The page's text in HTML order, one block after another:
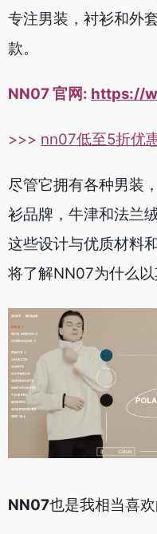
专注男装，衬衫和外
款。
NN07 官网: https://
>>> nn07低至5折优
尽管它拥有各种男装
衫品牌，牛津和法兰
这些设计与优质材料
将了解NN07为什么以
NN07也是我相当喜